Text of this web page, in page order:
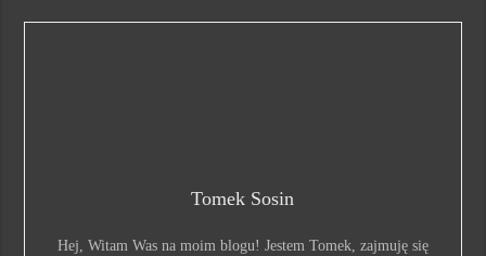
Tomek Sosin
Hej, Witam Was na moim blogu! Jestem Tomek, zajmuję się